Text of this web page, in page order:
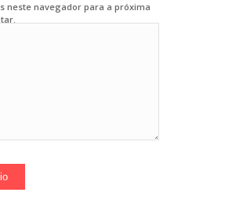
neste navegador para a próxima